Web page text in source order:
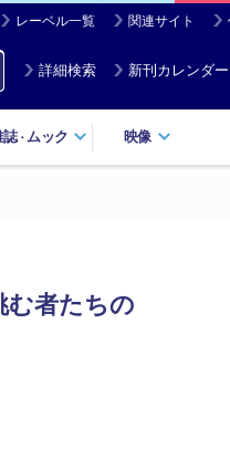
レーベル一覧 関連サイト
詳細検索 新刊カレンダー
誌・ ムック 映像
む者たちの